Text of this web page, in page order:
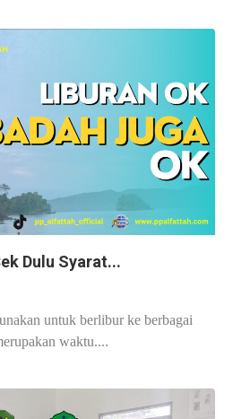
Dulu Syarat...
untuk berlibur ke berbagai
waktu....